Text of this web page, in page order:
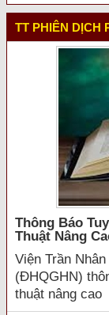
TT PHIÊN DỊCH
Thông Báo
Thuật Nâng
Viện Trần
(ĐHQGHN)
thuật nâng